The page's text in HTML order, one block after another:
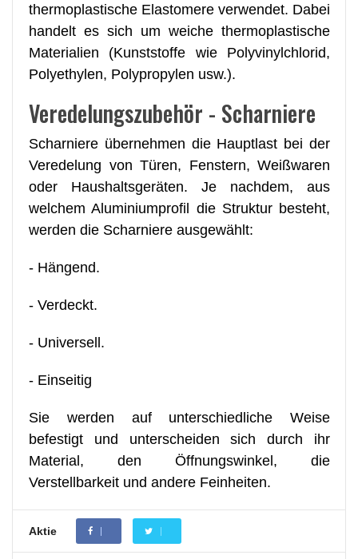
thermoplastische Elastomere verwendet. Dabei
handelt es sich um weiche thermoplastische
Materialien (Kunststoffe wie Polyvinylchlorid,
Polyethylen, Polypropylen usw.).
Veredelungszubehör - Scharniere
Scharniere übernehmen die Hauptlast bei der
Veredelung von Türen, Fenstern, Weißwaren
oder Haushaltsgeräten. Je nachdem, aus
welchem Aluminiumprofil die Struktur besteht,
werden die Scharniere ausgewählt:
- Hängend.
- Verdeckt.
- Universell.
- Einseitig
Sie werden auf unterschiedliche Weise
befestigt und unterscheiden sich durch ihr
Material, den Öffnungswinkel, die
Verstellbarkeit und andere Feinheiten.
Aktie